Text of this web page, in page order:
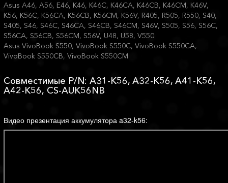
Asus A46, A56, E46, K46, K46C, K46CA, K46CB, K46CM, K46V,
K56, K56C, K56CA, K56CB, K56CM, K56V, R405, R505, R550, S40,
S405, S46, S46C, S46CA, S46CB, S46CM, S46V, S505, S56, S56C,
S56CA, S56CB, S56CM, S56V, U48, U58, V550
Asus VivoBook S550, VivoBook S550C, VivoBook S550CA,
VivoBook S550CB, VivoBook S550CM
Совместимые P/N: A31-K56, A32-K56, A41-K56,
A42-K56, CS-AUK56NB
Видео презентация аккумулятора a32-k56: